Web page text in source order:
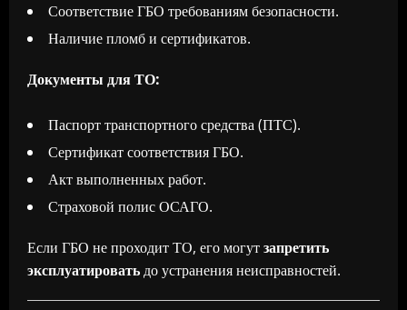
Соответствие ГБО требованиям безопасности.
Наличие пломб и сертификатов.
Документы для ТО:
Паспорт транспортного средства (ПТС).
Сертификат соответствия ГБО.
Акт выполненных работ.
Страховой полис ОСАГО.
Если ГБО не проходит ТО, его могутзапретить
эксплуатироватьдо устранения неисправностей.